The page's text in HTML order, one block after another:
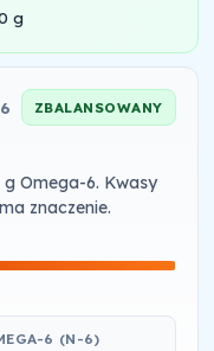
g
ZBALANSOWANY
Omega-6. Kwasy
znaczenie.
6 (N-6)